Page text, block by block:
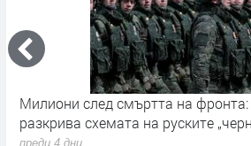
фронта: Разследване
„черни вдовици“